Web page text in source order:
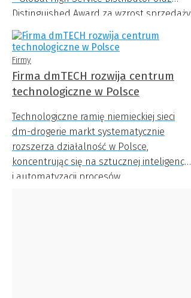
Distinguished Award za wzrost sprzedaży
nowych produktów.
Firmy
Firma dmTECH rozwija centrum
technologiczne w Polsce
Technologiczne ramię niemieckiej sieci
dm-drogerie markt systematycznie
rozszerza działalność w Polsce,
koncentrując się na sztucznej inteligencji
i automatyzacji procesów.